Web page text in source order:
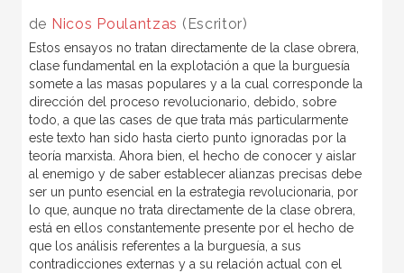
de Nicos Poulantzas (Escritor)
Estos ensayos no tratan directamente de la clase obrera,
clase fundamental en la explotación a que la burguesía
somete a las masas populares y a la cual corresponde la
dirección del proceso revolucionario, debido, sobre
todo, a que las cases de que trata más particularmente
este texto han sido hasta cierto punto ignoradas por la
teoría marxista. Ahora bien, el hecho de conocer y aislar
al enemigo y de saber establecer alianzas precisas debe
ser un punto esencial en la estrategia revolucionaria, por
lo que, aunque no trata directamente de la clase obrera,
está en ellos constantemente presente por el hecho de
que los análisis referentes a la burguesía, a sus
contradicciones externas y a su relación actual con el